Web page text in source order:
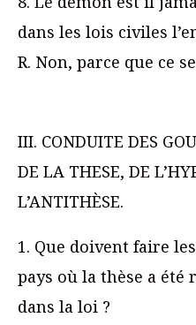
dans les lois civiles
R. Non, parce que ce
III. CONDUITE DES
DE LA THESE, DE
L’ANTITHÈSE.
1. Que doivent faire
pays où la thèse a
dans la loi ?